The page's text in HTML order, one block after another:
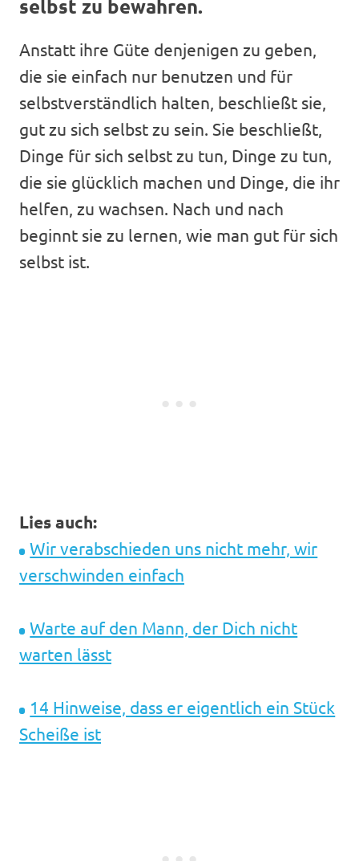
selbst zu bewahren.
Anstatt ihre Güte denjenigen zu geben,
die sie einfach nur benutzen und für
selbstverständlich halten, beschließt sie,
gut zu sich selbst zu sein. Sie beschließt,
Dinge für sich selbst zu tun, Dinge zu tun,
die sie glücklich machen und Dinge, die ihr
helfen, zu wachsen. Nach und nach
beginnt sie zu lernen, wie man gut für sich
selbst ist.
Lies auch:
Wir verabschieden uns nicht mehr, wir
verschwinden einfach
Warte auf den Mann, der Dich nicht
warten lässt
14 Hinweise, dass er eigentlich ein Stück
Scheiße ist